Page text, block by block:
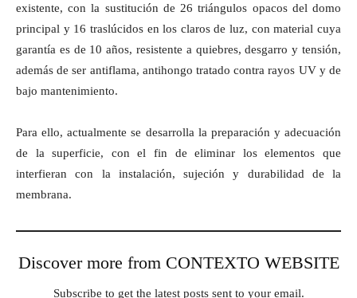
existente, con la sustitución de 26 triángulos opacos del domo
principal y 16 traslúcidos en los claros de luz, con material cuya
garantía es de 10 años, resistente a quiebres, desgarro y tensión,
además de ser antiflama, antihongo tratado contra rayos UV y de
bajo mantenimiento.
Para ello, actualmente se desarrolla la preparación y adecuación
de la superficie, con el fin de eliminar los elementos que
interfieran con la instalación, sujeción y durabilidad de la
membrana.
Discover more from CONTEXTO WEBSITE
Subscribe to get the latest posts sent to your email.